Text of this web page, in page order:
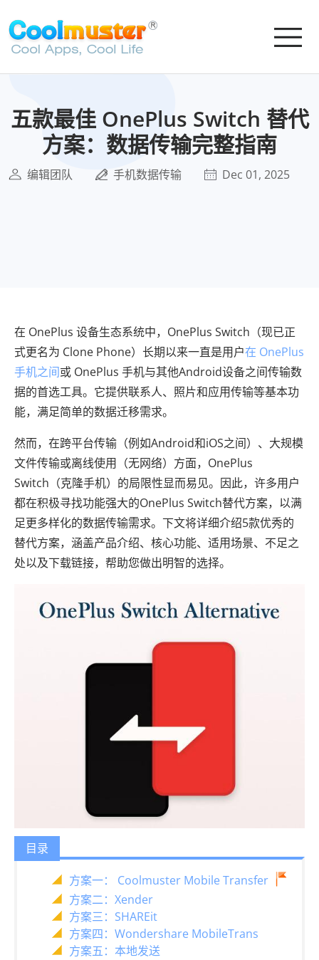
五款最佳 OnePlus Switch 替代
方案：数据传输完整指南
编辑团队 手机数据传输 Dec 01, 2025
在 OnePlus 设备生态系统中，OnePlus Switch（现已正
式更名为 Clone Phone）长期以来一直是用户在 OnePlus
手机之间或 OnePlus 手机与其他Android设备之间传输数
据的首选工具。它提供联系人、照片和应用传输等基本功
能，满足简单的数据迁移需求。
然而，在跨平台传输（例如Android和iOS之间）、大规模
文件传输或离线使用（无网络）方面，OnePlus
Switch（克隆手机）的局限性显而易见。因此，许多用户
都在积极寻找功能强大的OnePlus Switch替代方案，以满
足更多样化的数据传输需求。下文将详细介绍5款优秀的
替代方案，涵盖产品介绍、核心功能、适用场景、不足之
处以及下载链接，帮助您做出明智的选择。
目录
方案一： Coolmuster Mobile Transfer
方案二：Xender
方案三：SHAREit
方案四：Wondershare MobileTrans
方案五：本地发送